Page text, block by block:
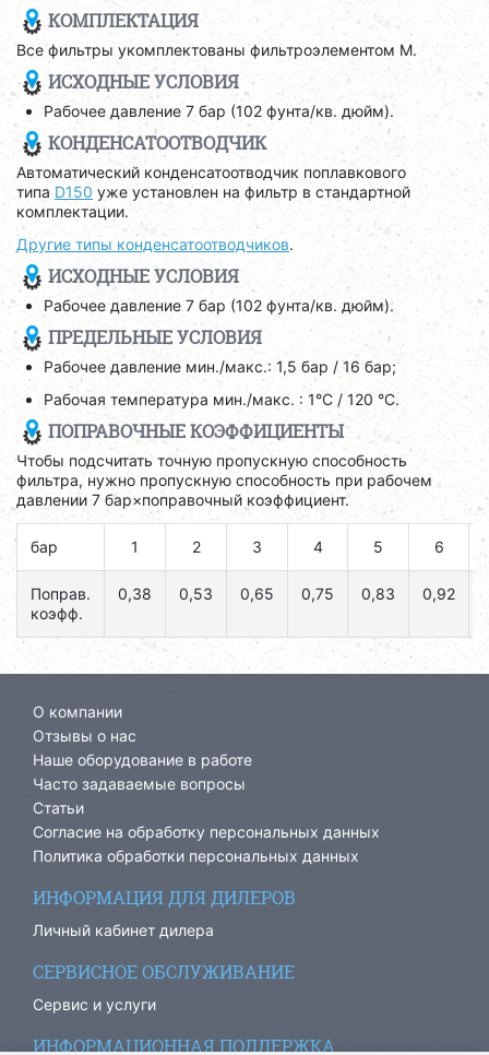
КОМПЛЕКТАЦИЯ
Все фильтры укомплектованы фильтроэлементом M.
ИСХОДНЫЕ УСЛОВИЯ
Рабочее давление 7 бар (102 фунта/кв. дюйм).
КОНДЕНСАТООТВОДЧИК
Автоматический конденсатоотводчик поплавкового
типа D150 уже установлен на фильтр в стандартной
комплектации.
Другие типы конденсатоотводчиков.
ИСХОДНЫЕ УСЛОВИЯ
Рабочее давление 7 бар (102 фунта/кв. дюйм).
ПРЕДЕЛЬНЫЕ УСЛОВИЯ
Рабочее давление мин./макс.: 1,5 бар / 16 бар;
Рабочая температура мин./макс. : 1°C / 120 °C.
ПОПРАВОЧНЫЕ КОЭФФИЦИЕНТЫ
Чтобы подсчитать точную пропускную способность
фильтра, нужно пропускную способность при рабочем
давлении 7 бар×поправочный коэффициент.
бар 1 2 3 4 5 6
Поправ.
коэфф.
0,38 0,53 0,65 0,75 0,83 0,92
О компании
Отзывы о нас
Наше оборудование в работе
Часто задаваемые вопросы
Статьи
Согласие на обработку персональных данных
Политика обработки персональных данных
ИНФОРМАЦИЯ ДЛЯ ДИЛЕРОВ
Личный кабинет дилера
СЕРВИСНОЕ ОБСЛУЖИВАНИЕ
Сервис и услуги
ИНФОРМАЦИОННАЯ ПОДДЕРЖКА